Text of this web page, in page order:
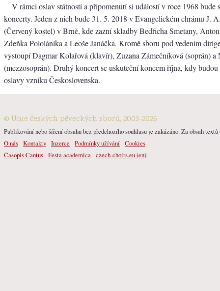
V rámci oslav státnosti a připomenutí si událostí v roce 1968 bude
koncerty. Jeden z nich bude 31. 5. 2018 v Evangelickém chrámu J.
(Červený kostel) v Brně, kde zazní skladby Bedřicha Smetany,
Zdeňka Pololáníka a Leoše Janáčka. Kromě sboru pod vedením
vystoupí Dagmar Kolařová (klavír), Zuzana Zámečníková (soprán) a
(mezzosoprán). Druhý koncert se uskuteční koncem října, kdy
oslavy vzniku Československa.
© Unie českých pěveckých sborů, 2003-2026
Publikování nebo šíření obsahu bez předchozího souhlasu je zakázáno. Za obsah
O nás Kontakty Inzerce Podmínky užívání Cookies
Časopis Cantus Festa academica czech-choirs.eu (en)